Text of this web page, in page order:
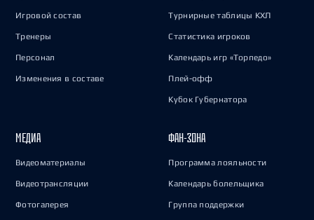
Игровой состав
Тренеры
Персонал
Изменения в составе
Турнирные таблицы КХЛ
Статистика игроков
Календарь игр «Торпедо»
Плей-офф
Кубок Губернатора
МЕДИА
Видеоматериалы
Видеотрансляции
Фотогалерея
ФАН-ЗОНА
Программа лояльности
Календарь болельщика
Группа поддержки